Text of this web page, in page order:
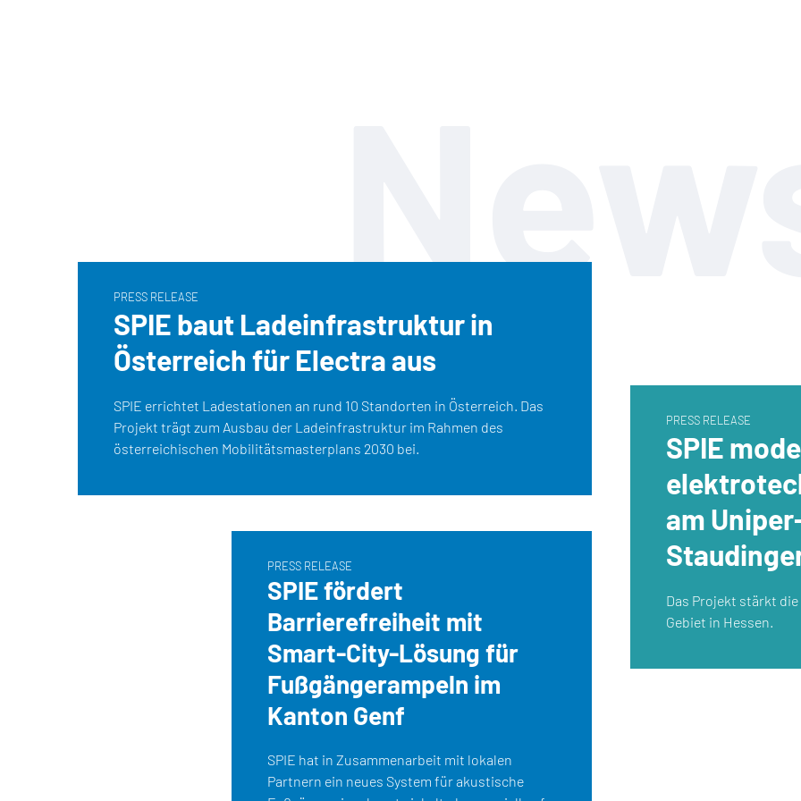
PRESS RELEASE
SPIE baut Ladeinfrastruktur in
Österreich für Electra aus
SPIE errichtet Ladestationen an rund 10 Standorten in Österreich. Das
Projekt trägt zum Ausbau der Ladeinfrastruktur im Rahmen des
österreichischen Mobilitätsmasterplans 2030 bei.
PRESS RELEASE
SPIE
am
Das Projekt stärkt
Gebiet in Hessen.
PRESS RELEASE
SPIE fördert
Barrierefreiheit mit
Smart-City-Lösung für
Fußgängerampeln im
Kanton Genf
SPIE hat in Zusammenarbeit mit lokalen
Partnern ein neues System für akustische